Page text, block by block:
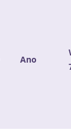
Ano